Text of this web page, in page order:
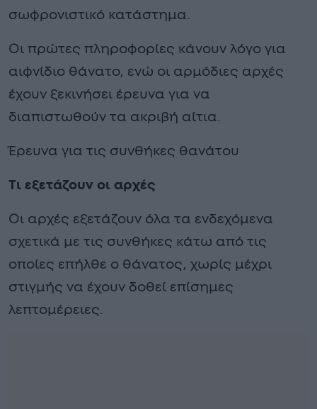
σωφρονιστικό κατάστημα.
Οι πρώτες πληροφορίες κάνουν λόγο για
αιφνίδιο θάνατο, ενώ οι αρμόδιες αρχές
έχουν ξεκινήσει έρευνα για να
διαπιστωθούν τα ακριβή αίτια.
Έρευνα για τις συνθήκες θανάτου
Τι εξετάζουν οι αρχές
Οι αρχές εξετάζουν όλα τα ενδεχόμενα
σχετικά με τις συνθήκες κάτω από τις
οποίες επήλθε ο θάνατος, χωρίς μέχρι
στιγμής να έχουν δοθεί επίσημες
λεπτομέρειες.